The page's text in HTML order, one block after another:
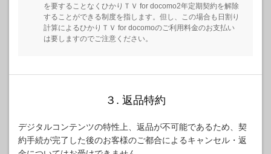
を要することなくひかりＴＶ for docomo2年定期契約を解除
することができる制度を指します。但し、この場合も日割り
計算によるひかりＴＶ for docomoのご利用料金のお支払い
は要しますのでご注意ください。
３. 返品特約
デジタルコンテンツの特性上、返品が不可能であるため、契
約手続が完了した後のお客様のご都合によるキャンセル・返